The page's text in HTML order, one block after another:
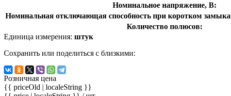
Номинальное напряжение, В:
Номинальная отключающая способность при коротком
Количество полюсов:
Единица измерения: штук
Сохранить или поделиться с близкими:
Розничная цена
{{ priceOld | localeString }}